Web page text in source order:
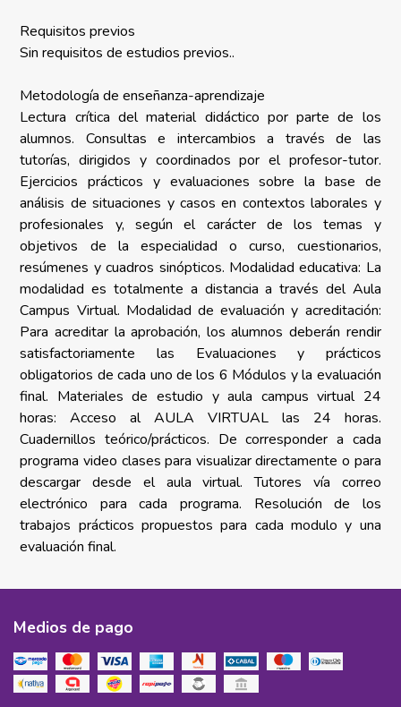
Requisitos previos
Sin requisitos de estudios previos..
Metodología de enseñanza-aprendizaje
Lectura crítica del material didáctico por parte de los
alumnos. Consultas e intercambios a través de las
tutorías, dirigidos y coordinados por el profesor-tutor.
Ejercicios prácticos y evaluaciones sobre la base de
análisis de situaciones y casos en contextos laborales y
profesionales y, según el carácter de los temas y
objetivos de la especialidad o curso, cuestionarios,
resúmenes y cuadros sinópticos. Modalidad educativa: La
modalidad es totalmente a distancia a través del Aula
Campus Virtual. Modalidad de evaluación y acreditación:
Para acreditar la aprobación, los alumnos deberán rendir
satisfactoriamente las Evaluaciones y prácticos
obligatorios de cada uno de los 6 Módulos y la evaluación
final. Materiales de estudio y aula campus virtual 24
horas:Acceso al AULA VIRTUAL las 24 horas.
Cuadernillos teórico/prácticos. De corresponder a cada
programa video clases para visualizar directamente o para
descargar desde el aula virtual. Tutores vía correo
electrónico para cada programa. Resolución de los
trabajos prácticos propuestos para cada modulo y una
evaluación final.
Medios de pago